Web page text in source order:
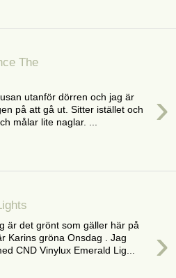
The
›
utanför dörren och jag är
på att gå ut. Sitter istället och
målar lite naglar. ...
›
är det grönt som gäller här på
Karins gröna Onsdag . Jag
CND Vinylux Emerald Lig...